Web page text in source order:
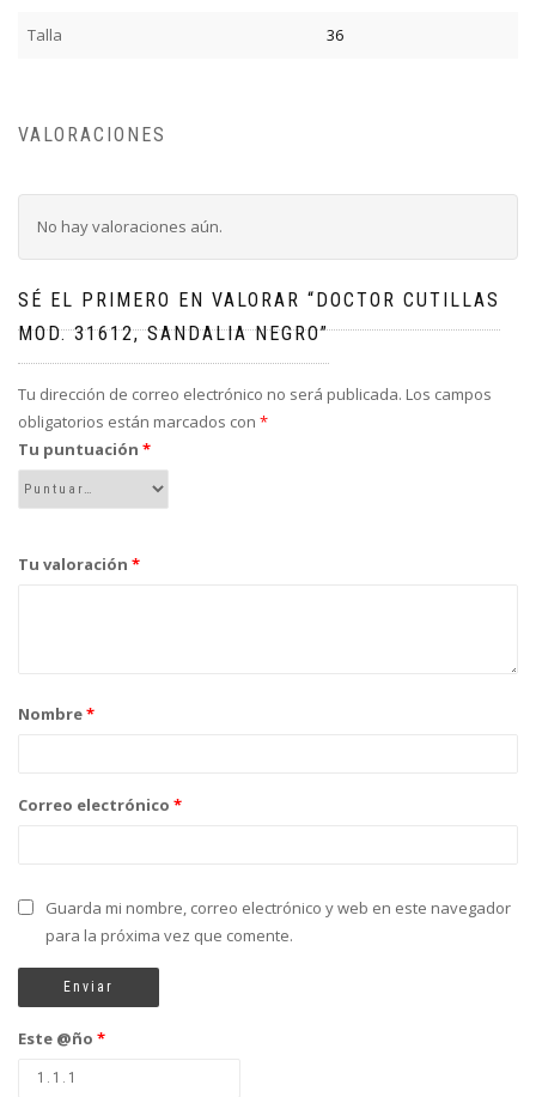
Talla 36
VALORACIONES
No hay valoraciones aún.
SÉ EL PRIMERO EN VALORAR “DOCTOR CUTILLAS
MOD. 31612, SANDALIA NEGRO”
Tu dirección de correo electrónico no será publicada. Los campos
obligatorios están marcados con *
Tu puntuación *
Tu valoración *
Nombre*
Correo electrónico *
Guarda mi nombre, correo electrónico y web en este navegador
para la próxima vez que comente.
Este @ño *